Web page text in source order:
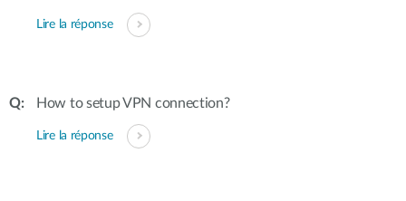
Lire la réponse
How to setup VPN connection?
Lire la réponse